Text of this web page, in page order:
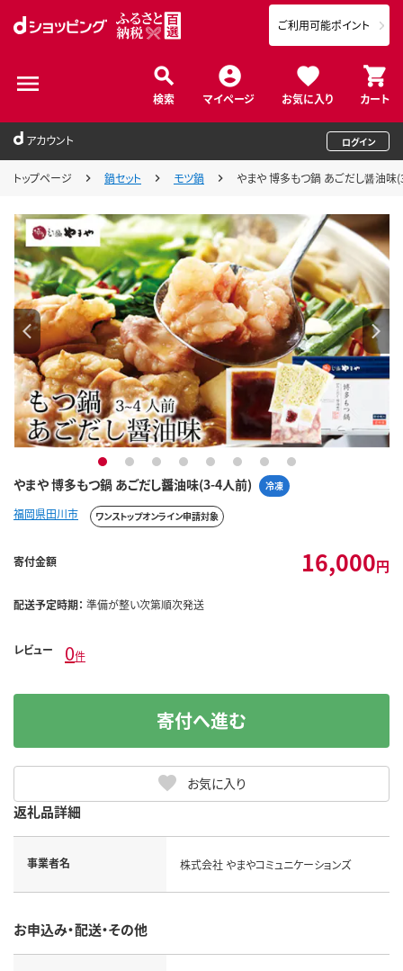
検索 マイページ お気に入り カート
ご利用可能ポイント
アカウント ログイン
トップページ 鍋セット モツ鍋 やまや 博多もつ鍋 あごだし醤油味
やまや 博多もつ鍋 あごだし醤油味(3-4人前) 冷凍
1 2 3 4 5 6 7 8
福岡県田川市 ワンストップオンライン申請対象
寄付金額 16,000円
配送予定時期： 準備が整い次第順次発送
レビュー 0件
お気に入り
寄付へ進む
返礼品詳細
事業者名 株式会社 やまやコミュニケーションズ
お申込み・配送・その他